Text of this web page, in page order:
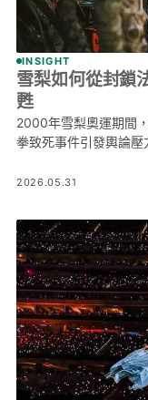
INSIGHT
雪梨如何從封鎖
甦
2000年雪梨奧運期間
拳致死事件引發輿論
2026.05.31